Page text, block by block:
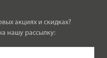
акциях и скидках?
нашу рассылку: